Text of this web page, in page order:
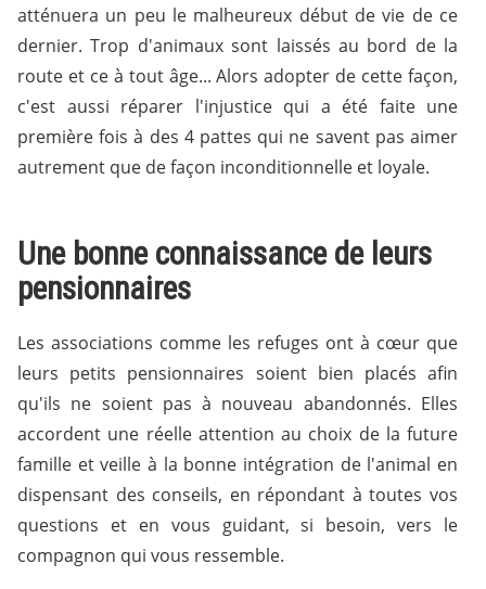
atténuera un peu le malheureux début de vie de ce
dernier. Trop d'animaux sont laissés au bord de la
route et ce à tout âge... Alors adopter de cette façon,
c'est aussi réparer l'injustice qui a été faite une
première fois à des 4 pattes qui ne savent pas aimer
autrement que de façon inconditionnelle et loyale.
Une bonne connaissance de leurs
pensionnaires
Les associations comme les refuges ont à cœur que
leurs petits pensionnaires soient bien placés afin
qu'ils ne soient pas à nouveau abandonnés. Elles
accordent une réelle attention au choix de la future
famille et veille à la bonne intégration de l'animal en
dispensant des conseils, en répondant à toutes vos
questions et en vous guidant, si besoin, vers le
compagnon qui vous ressemble.